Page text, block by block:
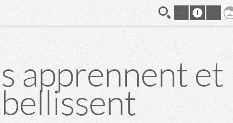
apprennent et
En direct